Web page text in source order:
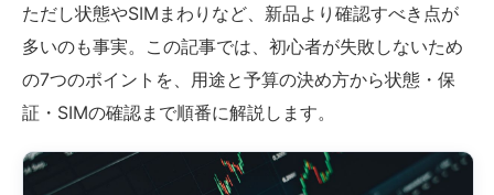
ただし状態やSIMまわりなど、新品より確認すべき点が
多いのも事実。この記事では、初心者が失敗しないため
の7つのポイントを、用途と予算の決め方から状態・保
証・SIMの確認まで順番に解説します。